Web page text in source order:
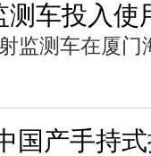
测车投入使
监测车在厦门
国产手持